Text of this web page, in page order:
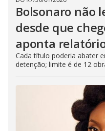
Bolsonaro não
desde que
aponta
Cada título poderia abater
detenção; limite é de 12